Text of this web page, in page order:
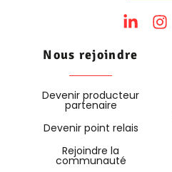
Nous rejoindre
Devenir producteur
partenaire
Devenir point relais
Rejoindre la
communauté